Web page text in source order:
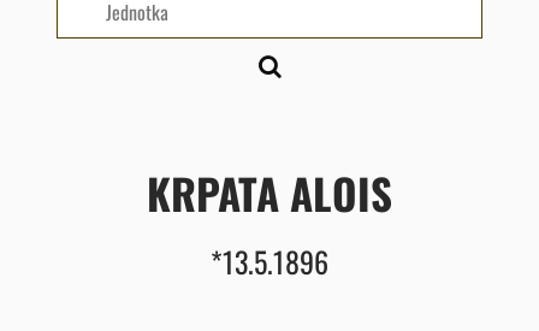
KRPATA ALOIS
*13.5.1896